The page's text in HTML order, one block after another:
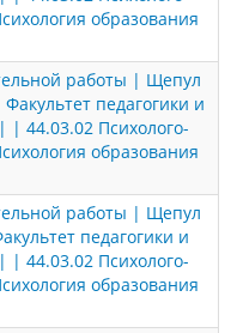
образования
работы | Щепул
педагогики и
| 44.03.02 Психолого-
образования
работы | Щепул
педагогики и
| 44.03.02 Психолого-
образования